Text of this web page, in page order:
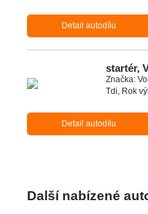
Detail autodílu
startér,
Značka:
Tdi, Rok
Detail autodílu
Další nabízené